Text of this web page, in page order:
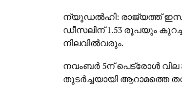
ന്യൂഡല്‍ഹി: രാജ്യത്ത്
ഡീസലിന് 1.53 രൂപയും
നിലവില്‍വരും.
നവംബര്‍ 5ന് പെട്രോള്‍ വില
തുടര്‍ച്ചയായി ആറാമത്തെ